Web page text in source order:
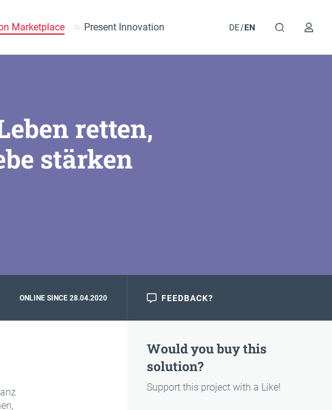
Marketplace Present Innovation DE EN
retten,
stärken
ONLINE SINCE 28.04.2020 FEEDBACK?
Would you buy this
solution?
Support this project with a Like!